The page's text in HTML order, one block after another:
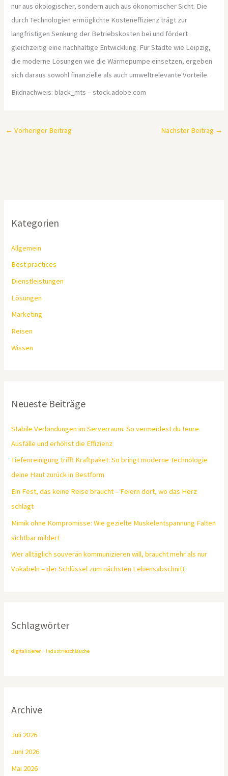
nur aus ökologischer, sondern auch aus ökonomischer Sicht. Die
durch Technologien ermöglichte Kosteneffizienz trägt zur
langfristigen Senkung der Betriebskosten bei und fördert
gleichzeitig eine nachhaltige Entwicklung. Für Städte wie Leipzig,
die moderne Lösungen wie die Wärmepumpe einsetzen, ergeben
sich daraus sowohl finanzielle als auch umweltrelevante Vorteile.
Bildnachweis: black_mts – stock.adobe.com
← Vorheriger Beitrag Nächster Beitrag →
Kategorien
Allgemein
Best practices
Dienstleistungen
Lösungen
Marketing
Reisen
Wissen
Neueste Beiträge
Stabile Verbindungen im Serverraum: So vermeidest du teure
Ausfälle und erhöhst die Effizienz
Tiefenreinigung trifft Kraftpaket: So bringt moderne Technologie
deine Haut zurück in Bestform
Ein Fest, das keine Reise braucht – Feiern dort, wo das Herz
schlägt
Mimik ohne Kompromisse: Wie gezielte Muskelentspannung Falten
sichtbar mildert
Wer alltäglich souverän kommunizieren will, braucht mehr als nur
Vokabeln – der Schlüssel zum nächsten Lebensabschnitt
Schlagwörter
digitalisieren Industrieschläuche
Archive
Juli 2026
Juni 2026
Mai 2026